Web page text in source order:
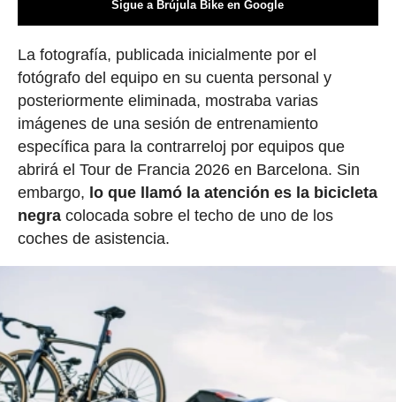
Sigue a Brújula Bike en Google
La fotografía, publicada inicialmente por el
fotógrafo del equipo en su cuenta personal y
posteriormente eliminada, mostraba varias
imágenes de una sesión de entrenamiento
específica para la contrarreloj por equipos que
abrirá el Tour de Francia 2026 en Barcelona. Sin
embargo, lo que llamó la atención es la bicicleta
negra colocada sobre el techo de uno de los
coches de asistencia.